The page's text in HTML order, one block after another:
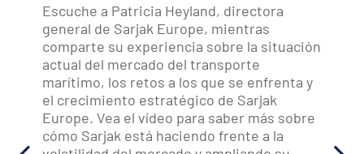
Escuche a Patricia Heyland, directora
general de Sarjak Europe, mientras
comparte su experiencia sobre la situación
actual del mercado del transporte
marítimo, los retos a los que se enfrenta y
el crecimiento estratégico de Sarjak
Europe. Vea el vídeo para saber más sobre
cómo Sarjak está haciendo frente a la